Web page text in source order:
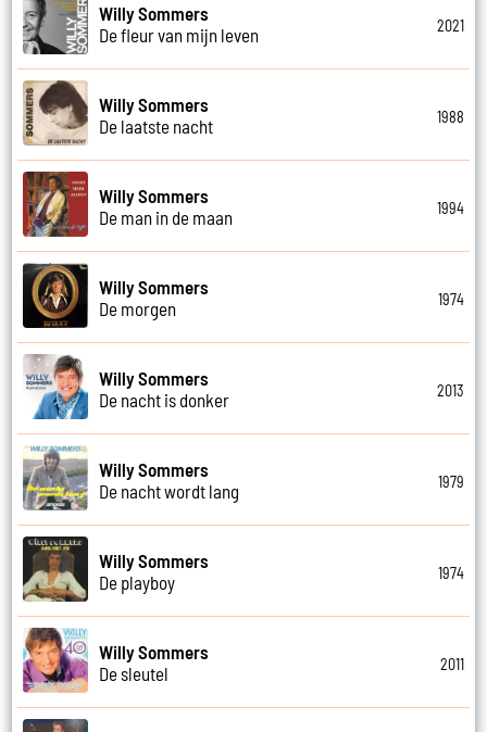
Willy Sommers
De fleur van mijn leven
2021
Willy Sommers
De laatste nacht
1988
Willy Sommers
De man in de maan
1994
Willy Sommers
De morgen
1974
Willy Sommers
De nacht is donker
2013
Willy Sommers
De nacht wordt lang
1979
Willy Sommers
De playboy
1974
Willy Sommers
De sleutel
2011